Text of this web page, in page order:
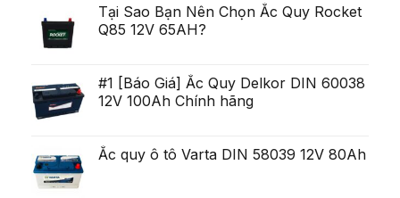
tiga
Chirurgie
mult
mai
Tại Sao Bạn Nên Chọn Ắc Quy Rocket
Q85 12V 65AH?
#1 [Báo Giá] Ắc Quy Delkor DIN 60038
12V 100Ah Chính hãng
Ắc quy ô tô Varta DIN 58039 12V 80Ah